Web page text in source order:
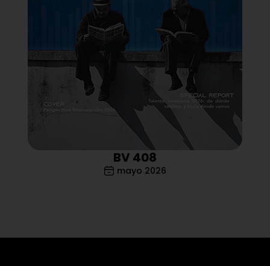
BV 408
mayo 2026